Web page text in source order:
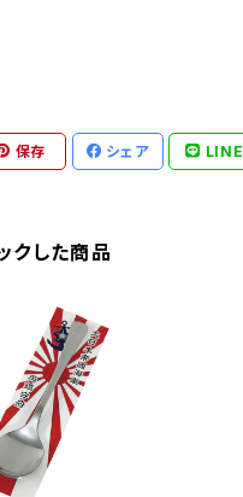
保存 シェア LINE
クした商品